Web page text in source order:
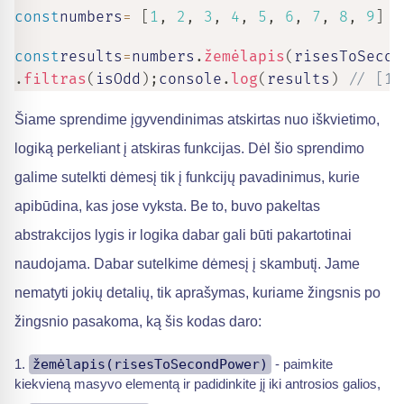
constnumbers = 1 , 2 , 3 , 4 , 5 , 6 , 7 , 8 , 9
constresults =numbers . žemėlapis(
. filtras( isOdd ) ; console . log( results ) // [1,
Šiame sprendime įgyvendinimas atskirtas nuo iškvietimo,
logiką perkeliant į atskiras funkcijas. Dėl šio sprendimo
galime sutelkti dėmesį tik į funkcijų pavadinimus, kurie
apibūdina, kas jose vyksta. Be to, buvo pakeltas
abstrakcijos lygis ir logika dabar gali būti pakartotinai
naudojama. Dabar sutelkime dėmesį į skambutį. Jame
nematyti jokių detalių, tik aprašymas, kuriame žingsnis po
žingsnio pasakoma, ką šis kodas daro:
žemėlapis(risesToSecondPower)
- paimkite
kiekvieną masyvo elementą ir padidinkite jį iki antrosios galios,